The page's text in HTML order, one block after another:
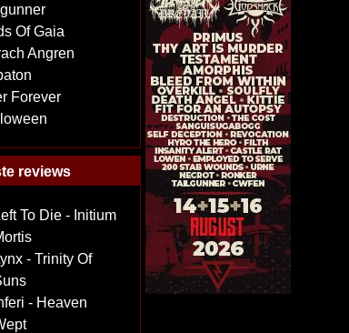
Of Gaia
Angren
Forever
reviews
To Die - Initium
- Trinity Of
- Heaven